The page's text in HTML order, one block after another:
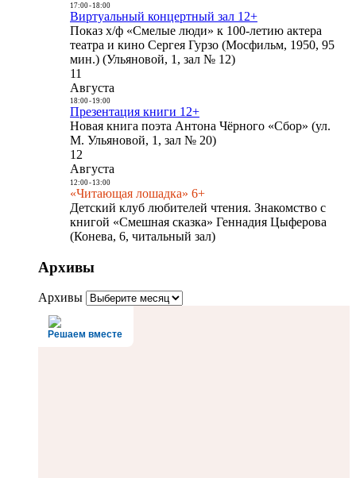
17:00- 18:00
Виртуальный концертный зал 12+
Показ х/ф «Смелые люди» к 100-летию актера
театра и кино Сергея Гурзо (Мосфильм, 1950, 95
мин.) (Ульяновой, 1, зал № 12)
11
Августа
18:00- 19:00
Презентация книги 12+
Новая книга поэта Антона Чёрного «Сбор» (ул.
М. Ульяновой, 1, зал № 20)
12
Августа
12:00- 13:00
«Читающая лошадка» 6+
Детский клуб любителей чтения. Знакомство с
книгой «Смешная сказка» Геннадия Цыферова
(Конева, 6, читальный зал)
Архивы
Архивы
Решаем вместе